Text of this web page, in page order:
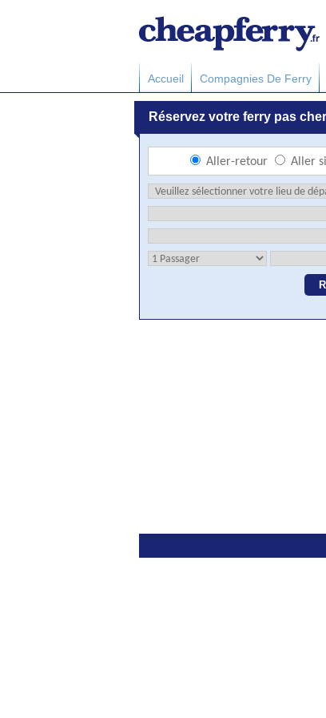
Accueil Compagnies De Ferry